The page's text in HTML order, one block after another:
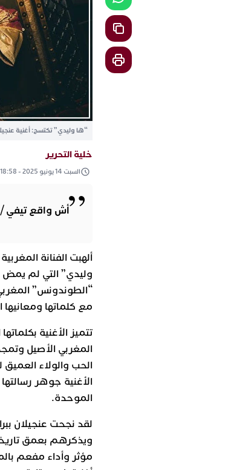
“ها وليدي” تكتسح: أغنية
خلية التحرير
السبت 14 يونيو 2025 - 18:58
أش واقع
ألهبت الفنانة المغربية
وليدي” التي لم
“الطوندونس”
مع كلماتها ومعانيها
تتميز الأغنية
المغربي الأصيل
الحب والولاء
الأغنية جوهر
الموحدة.
لقد نجحت عنجيلان
ويذكرهم بعمق
مؤثر وأداء مفعم